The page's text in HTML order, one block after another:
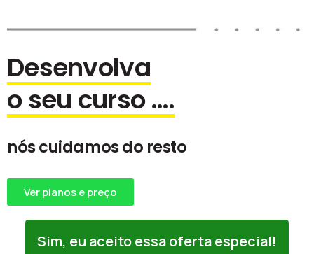
Desenvolva
o seu curso ….
nós cuidamos do resto
Ver planos e preço
Sim, eu aceito essa oferta especial!